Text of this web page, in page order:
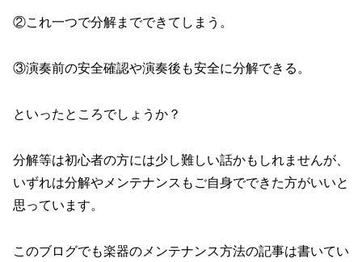
②これ一つで分解までできてしまう。
③演奏前の安全確認や演奏後も安全に分解できる。
といったところでしょうか？
分解等は初心者の方には少し難しい話かもしれませんが、
いずれは分解やメンテナンスもご自身でできた方がいいと
思っています。
このブログでも楽器のメンテナンス方法の記事は書いてい